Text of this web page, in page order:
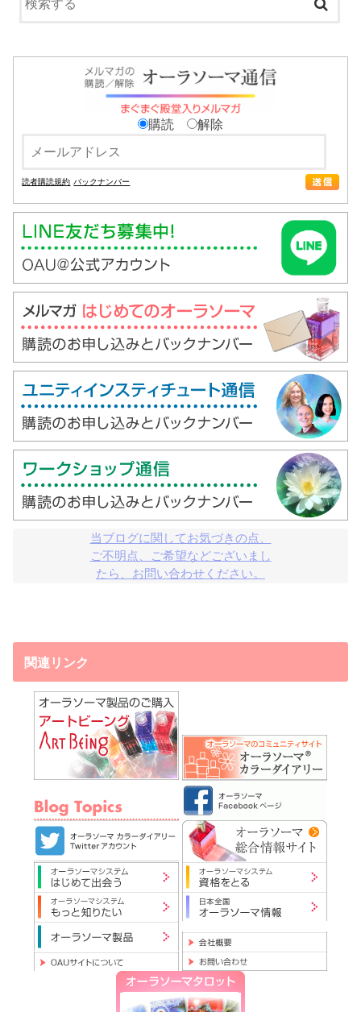
購読 解除
読者購読規約 バックナンバー
当ブログに関してお気づきの点、
ご不明点、ご希望などございまし
たら、お問い合わせください。
関連リンク